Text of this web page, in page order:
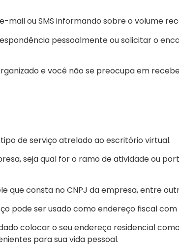
mail ou SMS informando sobre o volume
pessoalmente ou solicitar o
e você não se preocupa em
de serviço atrelado ao escritório virtual.
seja qual for o ramo de atividade ou
que consta no CNPJ da empresa, entre
pode ser usado como endereço fiscal com
colocar o seu endereço residencial
para sua vida pessoal.